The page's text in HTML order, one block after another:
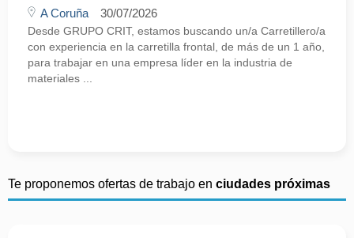
A Coruña 30/07/2026
Desde GRUPO CRIT, estamos buscando un/a Carretillero/a
con experiencia en la carretilla frontal, de más de un 1 año,
para trabajar en una empresa líder en la industria de
materiales ...
Te proponemos ofertas de trabajo en ciudades próximas